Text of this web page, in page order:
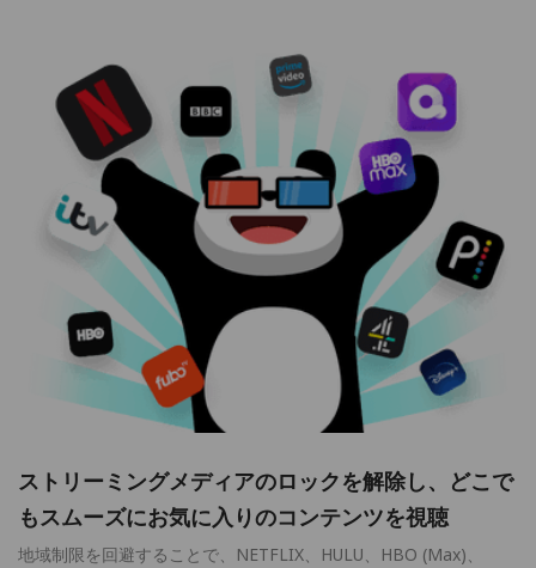
ストリーミングメディアのロックを解除し、どこで
もスムーズにお気に入りのコンテンツを視聴
地域制限を回避することで、NETFLIX、HULU、HBO (Max)、